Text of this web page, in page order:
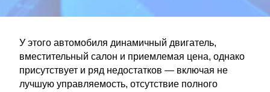
У этого автомобиля динамичный двигатель,
вместительный салон и приемлемая цена, однако
присутствует и ряд недостатков — включая не
лучшую управляемость, отсутствие полного
Контакт»